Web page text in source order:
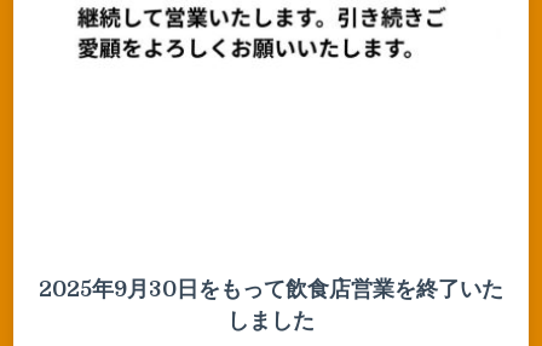
2025年9月30日をもって飲食店営業を終了いた
しました